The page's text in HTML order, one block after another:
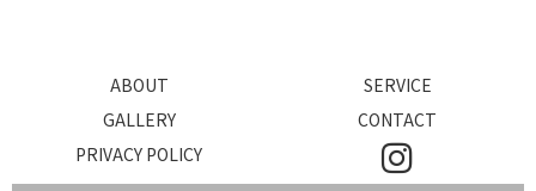
ABOUT
SERVICE
GALLERY
CONTACT
PRIVACY POLICY